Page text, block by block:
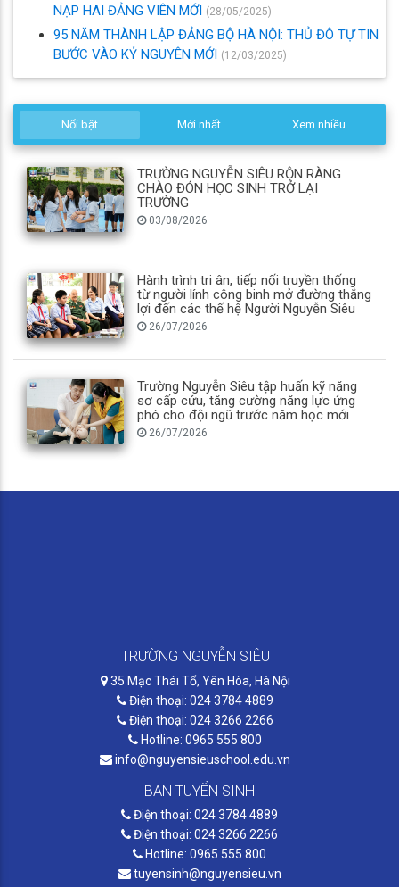
NẠP HAI ĐẢNG VIÊN MỚI (28/05/2025)
95 NĂM THÀNH LẬP ĐẢNG BỘ HÀ NỘI: THỦ ĐÔ TỰ TIN
BƯỚC VÀO KỶ NGUYÊN MỚI (12/03/2025)
Nổi bật Mới nhất Xem nhiều
TRƯỜNG NGUYỄN SIÊU RỘN RÀNG
CHÀO ĐÓN HỌC SINH TRỞ LẠI
TRƯỜNG
03/08/2026
Hành trình tri ân, tiếp nối truyền thống
từ người lính công binh mở đường thắng
lợi đến các thế hệ Người Nguyễn Siêu
26/07/2026
Trường Nguyễn Siêu tập huấn kỹ năng
sơ cấp cứu, tăng cường năng lực ứng
phó cho đội ngũ trước năm học mới
26/07/2026
TRƯỜNG NGUYỄN SIÊU
35 Mạc Thái Tổ, Yên Hòa, Hà Nội
Điện thoại: 024 3784 4889
Điện thoại: 024 3266 2266
Hotline: 0965 555 800
info@nguyensieuschool.edu.vn
BAN TUYỂN SINH
Điện thoại: 024 3784 4889
Điện thoại: 024 3266 2266
Hotline: 0965 555 800
tuyensinh@nguyensieu.vn